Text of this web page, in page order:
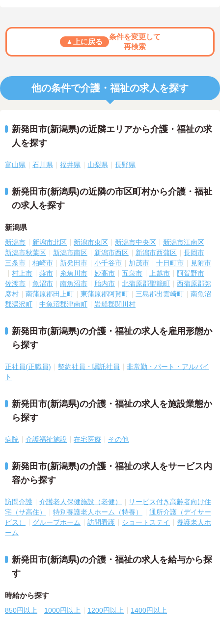
▲上に戻る
条件を変更して
再検索
他の条件で介護・福祉の求人を探す
新発田市(新潟県)の近隣エリアから介護・福祉の求
人を探す
富山県 石川県 福井県 山梨県 長野県
新発田市(新潟県)の近隣の市区町村から介護・福祉
の求人を探す
新潟県
新潟市 新潟市北区 新潟市東区 新潟市中央区
新潟市江南区
新潟市秋葉区
新潟市南区 新潟市西区 新潟市西蒲区
長岡市
三条市
柏崎市 新発田市 小千谷市 加茂市 十日町市
見附市
村上市
燕市 糸魚川市 妙高市 五泉市 上越市
阿賀野市
佐渡市
魚沼市 南魚沼市 胎内市 北蒲原郡聖籠町
西蒲原郡弥
彦村
南蒲原郡田上町 東蒲原郡阿賀町 三島郡出雲崎町
南魚沼
郡湯沢町
中魚沼郡津南町 岩船郡関川村
新発田市(新潟県)の介護・福祉の求人を雇用形態か
ら探す
正社員(正職員) 契約社員・嘱託社員
非常勤・パート・アルバイ
ト
新発田市(新潟県)の介護・福祉の求人を施設業態か
ら探す
病院 介護福祉施設 在宅医療 その他
新発田市(新潟県)の介護・福祉の求人をサービス内
容から探す
訪問介護 介護老人保健施設（老健）
サービス付き高齢者向け住
宅（サ高住）
特別養護老人ホーム（特養）
通所介護（デイサー
ビス）
グループホーム 訪問看護 ショートステイ
養護老人ホ
ーム
新発田市(新潟県)の介護・福祉の求人を給与から探
す
時給から探す
850円以上 1000円以上 1200円以上 1400円以上